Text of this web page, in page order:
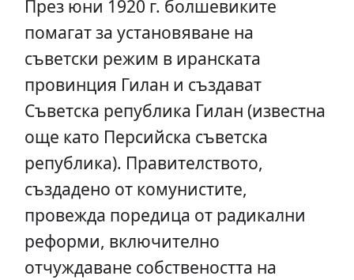
През юни 1920 г. болшевиките
помагат за установяване на
съветски режим в иранската
провинция Гилан и създават
Съветска република Гилан (известна
още като Персийска съветска
република). Правителството,
създадено от комунистите,
провежда поредица от радикални
реформи, включително
отчуждаване собствеността на